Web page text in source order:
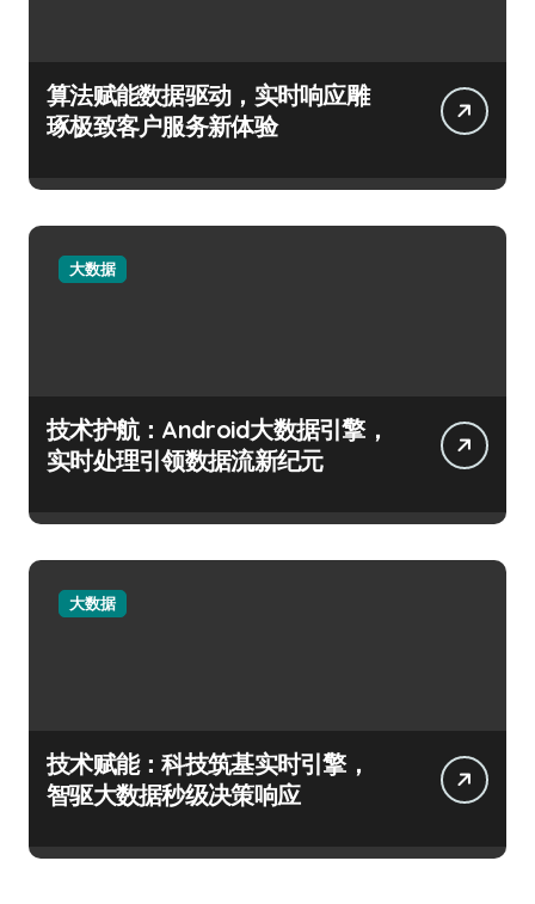
算法赋能数据驱动，实时响应雕
琢极致客户服务新体验
大数据
技术护航：Android大数据引擎，
实时处理引领数据流新纪元
大数据
技术赋能：科技筑基实时引擎，
智驱大数据秒级决策响应